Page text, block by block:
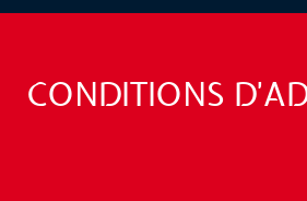
CONDITIONS